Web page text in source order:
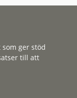
ger stöd
till att